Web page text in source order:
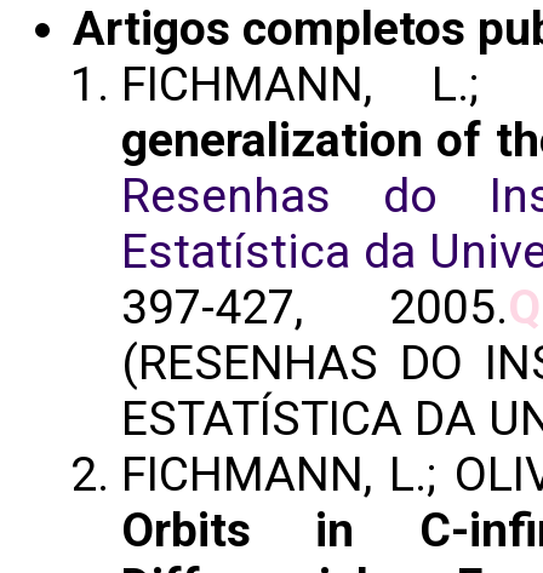
Artigos completos
FICHMANN,
generalization of
Resenhas do
Estatística da
397-427, 2005.
(RESENHAS DO
ESTATÍSTICA DA
FICHMANN, L.;
Orbits in C-